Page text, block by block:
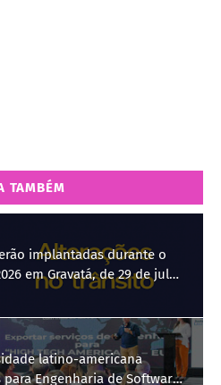
TAMBÉM
implantadas durante o
em Gravatá, de 29 de julho
latino-americana
Engenharia de Software;